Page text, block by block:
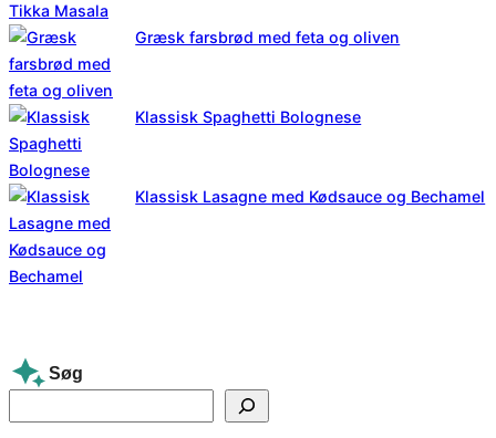
Græsk farsbrød med feta og oliven
Klassisk Spaghetti Bolognese
Klassisk Lasagne med Kødsauce og Bechamel
Søg
e